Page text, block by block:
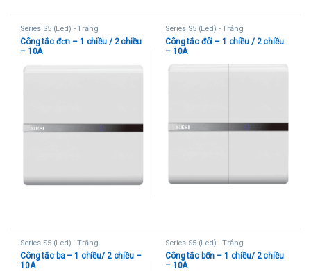
Series S5 (Led) - Trắng
Công tắc đơn – 1 chiều / 2 chiều
– 10A
Series S5 (Led) - Trắng
Công tắc đôi – 1 chiều / 2 chiều
– 10A
Series S5 (Led) - Trắng
Công tắc ba – 1 chiều/ 2 chiều –
10A
Series S5 (Led) - Trắng
Công tắc bốn – 1 chiều/ 2 chiều
– 10A